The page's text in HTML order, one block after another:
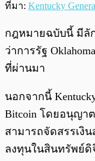
ที่มา: Kentucky
กฎหมายฉบับนี้ มีลั
ว่าการรัฐ
ที่ผ่านมา
นอกจากนี้
Bitcoin โดยอนุญา
สามารถจัดสรรเงิน
ลงทุนในสินทรัพย์ดิ